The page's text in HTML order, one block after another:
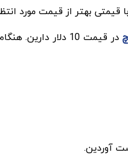
بهتر از قیمت مورد